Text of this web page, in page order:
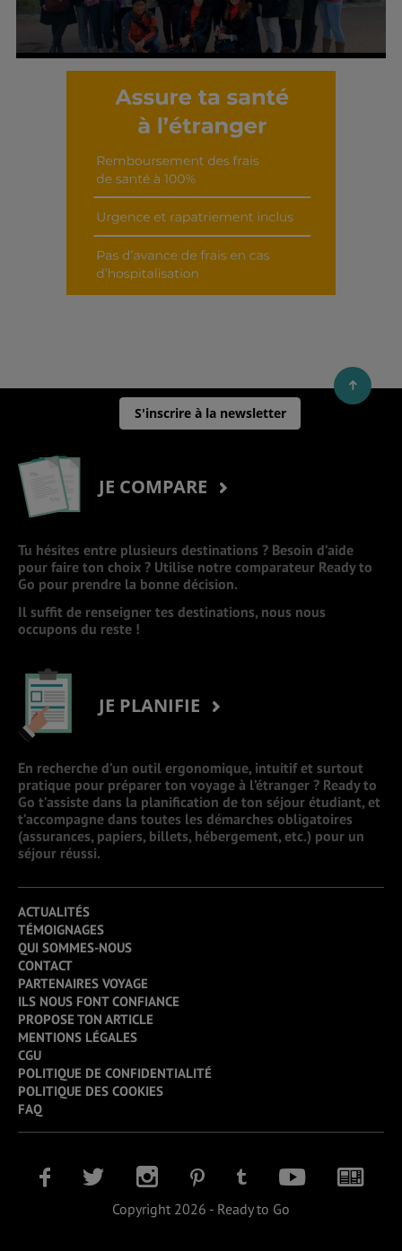
Découvrir cet interview
S'inscrire à la newsletter
JE COMPARE
Tu hésites entre plusieurs destinations ? Besoin d’aide
pour faire ton choix ? Utilise notre comparateur Ready to
Go pour prendre la bonne décision.
Il suffit de renseigner tes destinations, nous nous
occupons du reste !
JE PLANIFIE
En recherche d’un outil ergonomique, intuitif et surtout
pratique pour préparer ton voyage à l’étranger ? Ready to
Go t’assiste dans la planification de ton séjour étudiant, et
t’accompagne dans toutes les démarches obligatoires
(assurances, papiers, billets, hébergement, etc.) pour un
séjour réussi.
ACTUALITÉS
TÉMOIGNAGES
QUI SOMMES-NOUS
CONTACT
PARTENAIRES VOYAGE
ILS NOUS FONT CONFIANCE
PROPOSE TON ARTICLE
MENTIONS LÉGALES
CGU
POLITIQUE DE CONFIDENTIALITÉ
POLITIQUE DES COOKIES
FAQ
Copyright 2026 - Ready to Go